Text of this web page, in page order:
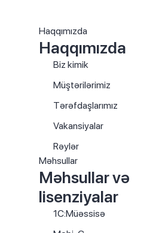
Haqqımızda
Haqqımızda
Biz kimik
Müştərilərimiz
Tərəfdaşlarımız
Vakansiyalar
Rəylər
Məhsullar
Məhsullar və
lisenziyalar
1C:Müəssisə